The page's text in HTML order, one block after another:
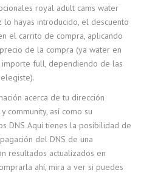
royal adult cams water
lo hayas introducido, el descuento
el carrito de compra, aplicando
de la compra (ya water en
full, dependiendo de las
acerca de tu dirección
community, así como su
DNS Aquí tienes la posibilidad de
del DNS de una
resultados actualizados en
ahí, mira a ver si puedes